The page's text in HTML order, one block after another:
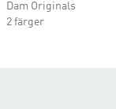
Dam Originals
2 färger